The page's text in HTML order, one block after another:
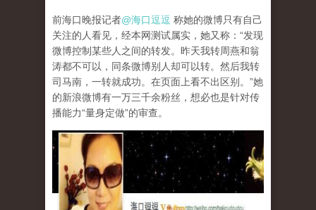
前海口晚报记者@海口逗逗 称她的微博只有自己
关注的人看见，经本网测试属实，她又称：“发现
微博控制某些人之间的转发。昨天我转周燕和翁
涛都不可以，同条微博别人却可以转。然后我转
司马南，一转就成功。在页面上看不出区别。”她
的新浪微博有一万三千余粉丝，想必也是针对传
播能力“量身定做”的审查。